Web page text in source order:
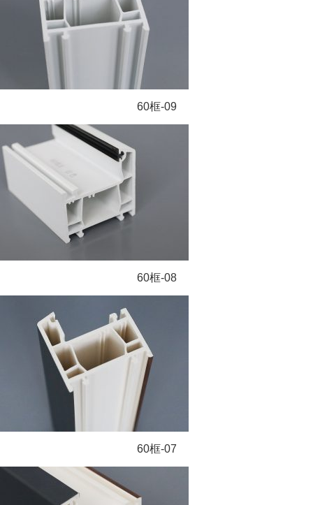
60框-09
60框-08
60框-07